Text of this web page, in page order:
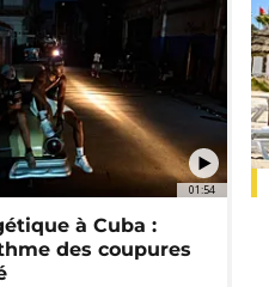
01:54
à Cuba :
des coupures